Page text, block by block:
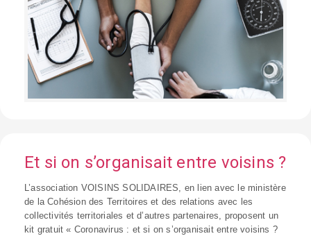
Et si on s’organisait entre voisins ?
L’association VOISINS SOLIDAIRES, en lien avec le ministère
de la Cohésion des Territoires et des relations avec les
collectivités territoriales et d’autres partenaires, proposent un
kit gratuit « Coronavirus : et si on s’organisait entre voisins ?